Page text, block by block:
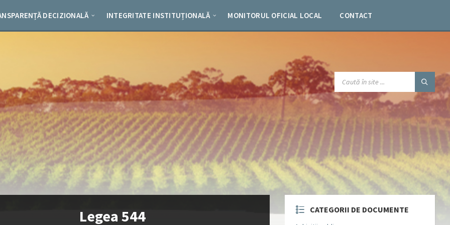
DECIZIONALĂ INTEGRITATE INSTITUȚIONALĂ MONITORUL OFICIAL LOCAL CONTACT
SEARCH:
Legea 544 CATEGORII DE DOCUMENTE